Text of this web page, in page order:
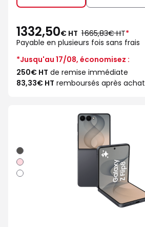
1332,50€ HT au
lieu
de
1 665,83€ HT*
Payable en plusieurs fois sans frais
*Jusqu'au 17/08, économisez :
250€ HT de remise immédiate
83,33€ HT remboursés après achat
Graphite
Rose
Blanc